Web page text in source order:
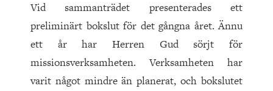
Vid sammanträdet presenterades ett
preliminärt bokslut för det gångna året. Ännu
ett år har Herren Gud sörjt för
missionsverksamheten. Verksamheten har
varit något mindre än planerat, och bokslutet